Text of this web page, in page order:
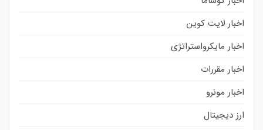
اخبار لایت کوین
اخبار مایکرواستراتژی
اخبار مقررات
اخبار مونرو
ارز دیجیتال